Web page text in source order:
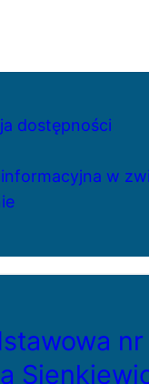
dostępności
informacyjna w